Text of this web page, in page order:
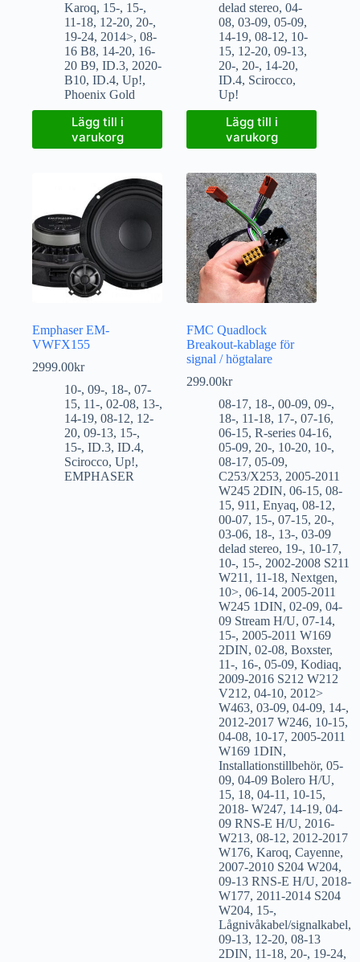
Karoq, 15-, 15-,
11-18, 12-20, 20-,
19-24, 2014>, 08-
16 B8, 14-20, 16-
20 B9, ID.3, 2020-
B10, ID.4, Up!,
Phoenix Gold
Lägg till i
varukorg
delad stereo,04-
08,03-09,05-09,
14-19,08-12, 10-
15, 12-20,09-13,
20-, 20-, 14-20,
ID.4, Scirocco,
Up!
Lägg till i
varukorg
Emphaser EM-
VWFX155
2999.00kr
10-, 09-, 18-, 07-
15, 11-, 02-08, 13-,
14-19, 08-12, 12-
20, 09-13, 15-,
15-, ID.3, ID.4,
Scirocco, Up!,
EMPHASER
FMC Quadlock
Breakout-kablage för
signal / högtalare
299.00kr
08-17, 18-,00-09,09-,
18-, 11-18, 17-,07-16,
06-15,R-series 04-16,
05-09, 20-, 10-20, 10-,
08-17,05-09,
C253/X253, 2005-2011
W245 2DIN,06-15,08-
15,911 ,Enyaq,08-12,
00-07, 15-,07-15, 20-,
03-06, 18-, 13-,03-09
delad stereo, 19-, 10-17,
10-, 15-, 2002-2008 S211
W211 , 11-18,Nextgen,
10>,06-14, 2005-2011
W245 1DIN,02-09,04-
09 Stream H/U,07-14,
15-, 2005-2011 W169
2DIN,02-08,Boxster,
11-, 16-,05-09,Kodiaq,
2009-2016 S212 W212
V212,04-10, 2012>
W463,03-09,04-09, 14-,
2012-2017 W246, 10-15,
04-08, 10-17, 2005-2011
W169 1DIN,
Installationstillbehör,05-
09,04-09 Bolero H/U,
15, 18,04-11 , 10-15,
2018- W247, 14-19,04-
09 RNS-E H/U, 2016-
W213,08-12, 2012-2017
W176,Karoq,Cayenne,
2007-2010 S204 W204,
09-13 RNS-E H/U, 2018-
W177, 2011-2014 S204
W204, 15-,
Lågnivåkabel/signalkabel,
09-13, 12-20,08-13
2DIN, 11-18, 20-, 19-24,